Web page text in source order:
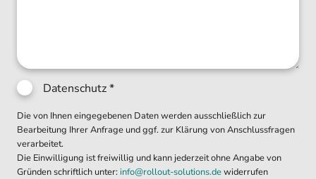
Datenschutz*
Die von Ihnen eingegebenen Daten werden ausschließlich zur
Bearbeitung Ihrer Anfrage und ggf. zur Klärung von Anschlussfragen
verarbeitet.
Die Einwilligung ist freiwillig und kann jederzeit ohne Angabe von
Gründen schriftlich unter:info@rollout-solutions.dewiderrufen